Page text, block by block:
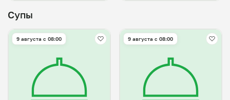
Супы
9 августа с 08:00 9 августа с 08:00